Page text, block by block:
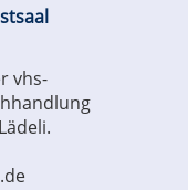
vhs-